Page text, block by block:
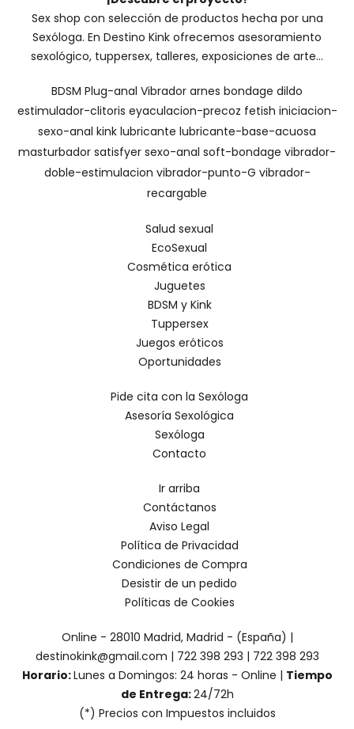
Sex shop con selección de productos hecha por una
Sexóloga. En Destino Kink ofrecemos asesoramiento
sexológico, tuppersex, talleres, exposiciones de arte...
BDSM Plug-anal Vibrador arnes bondage dildo
estimulador-clitoris eyaculacion-precoz fetish iniciacion-
sexo-anal kink lubricante lubricante-base-acuosa
masturbador satisfyer sexo-anal soft-bondage vibrador-
doble-estimulacion vibrador-punto-G vibrador-
recargable
Salud sexual
EcoSexual
Cosmética erótica
Juguetes
BDSM y Kink
Tuppersex
Juegos eróticos
Oportunidades
Pide cita con la Sexóloga
Asesoría Sexológica
Sexóloga
Contacto
Ir arriba
Contáctanos
Aviso Legal
Política de Privacidad
Condiciones de Compra
Desistir de un pedido
Políticas de Cookies
Online - 28010 Madrid, Madrid - (España) |
destinokink@gmail.com | 722 398 293 | 722 398 293
Horario:Lunes a Domingos: 24 horas - Online | Tiempo
de Entrega:24/72h
(*) Precios con Impuestos incluidos